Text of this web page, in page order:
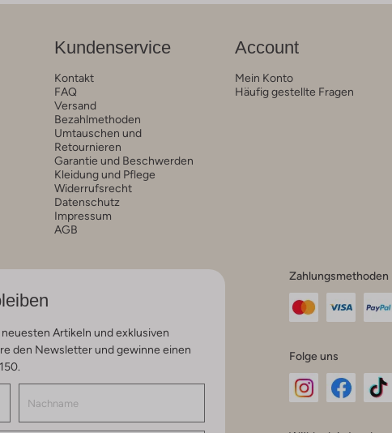
Kundenservice
Kontakt
FAQ
Versand
Bezahlmethoden
Umtauschen und
Retournieren
Garantie und Beschwerden
Kleidung und Pflege
Widerrufsrecht
Datenschutz
Impressum
AGB
Account
Mein Konto
Häufig gestellte Fragen
Artikeln und exklusiven
den Newsletter und gewinne einen
Zahlungsmethoden
Folge uns